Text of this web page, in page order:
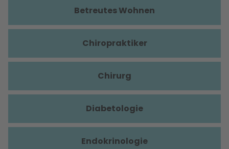
Betreutes Wohnen
Chiropraktiker
Chirurg
Diabetologie
Endokrinologie